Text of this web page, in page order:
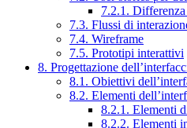
7.2.1. Differenza
7.3. Flussi di
7.4. Wireframe
7.5. Prototipi interattivi
8. Progettazione
8.1. Obiettivi
8.2. Elementi
8.2.1. Elementi
8.2.2. Elementi